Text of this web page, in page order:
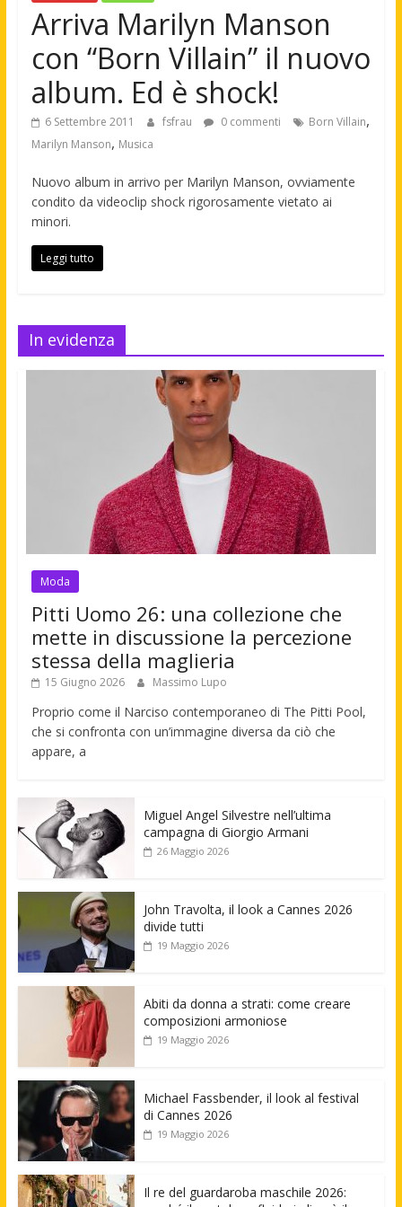
Arriva Marilyn Manson
con “Born Villain” il nuovo
album. Ed è shock!
6 Settembre 2011 fsfrau 0 commenti Born Villain,
Marilyn Manson, Musica
Nuovo album in arrivo per Marilyn Manson, ovviamente
condito da videoclip shock rigorosamente vietato ai
minori.
Leggi tutto
In evidenza
Moda
Pitti Uomo 26: una collezione che
mette in discussione la percezione
stessa della maglieria
15 Giugno 2026 Massimo Lupo
Proprio come il Narciso contemporaneo di The Pitti Pool,
che si confronta con un’immagine diversa da ciò che
appare, a
Miguel Angel Silvestre nell’ultima
campagna di Giorgio Armani
26 Maggio 2026
John Travolta, il look a Cannes 2026
divide tutti
19 Maggio 2026
Abiti da donna a strati: come creare
composizioni armoniose
19 Maggio 2026
Michael Fassbender, il look al festival
di Cannes 2026
19 Maggio 2026
Il re del guardaroba maschile 2026: